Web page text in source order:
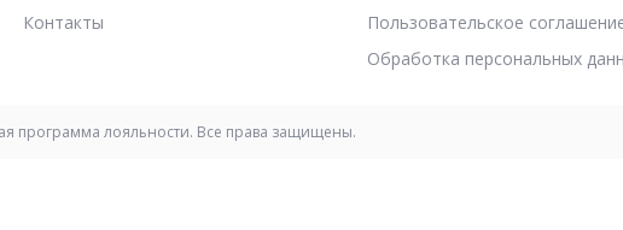
Контакты
Пользовательское
Обработка персональных
программа лояльности. Все права защищены.